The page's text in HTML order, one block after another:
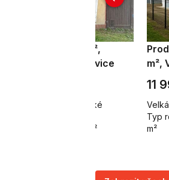
garáže 24 m²,
Lázně - Úšovice
č.ev. 351, Mariánské
garáže • Plocha 24 m²
m²,
11
Typ
m²